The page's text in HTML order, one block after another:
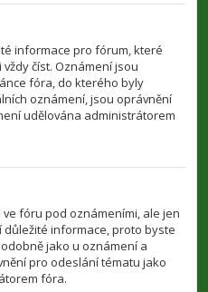
informace pro fórum, které
číst. Oznámení jsou
fóra, do kterého byly
oznámení, jsou oprávnění
udělována administrátorem
fóru pod oznámeními, ale jen
informace, proto byste
jako u oznámení a
pro odeslání tématu jako
fóra.